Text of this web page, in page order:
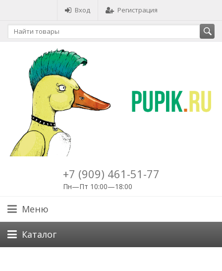
Вход Регистрация
+7 (909) 461-51-77
Пн—Пт 10:00—18:00
Меню
Каталог